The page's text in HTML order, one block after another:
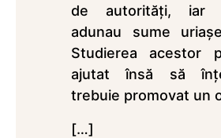
de autorităţi, iar
adunau sume
Studierea acestor
ajutat însă să
trebuie promovat un
[…]